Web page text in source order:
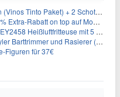
+ 2 Schott Zwiesel Gläser für 25,99€ inkl. Versand
on top auf Mode- und Sport-Artikel
Heißluftfritteuse mit 5 Litern für 64,99€
und Rasierer (All in One) für 16€
Figuren für 37€